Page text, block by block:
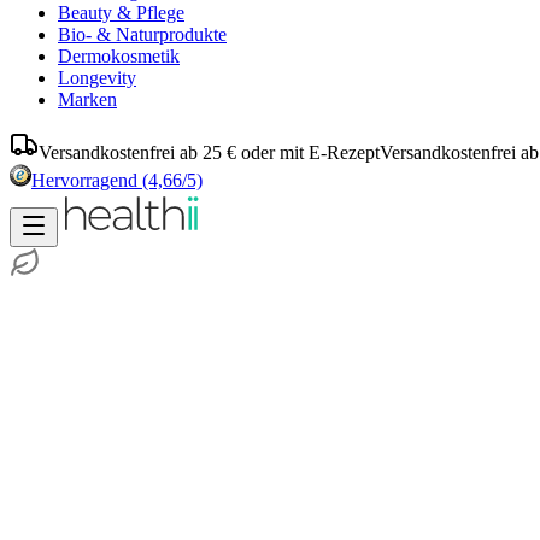
Beauty & Pflege
Bio- & Naturprodukte
Dermokosmetik
Longevity
Marken
Versandkostenfrei ab 25 € oder mit E-RezeptVersandkostenfrei
Hervorragend (4,66/5)